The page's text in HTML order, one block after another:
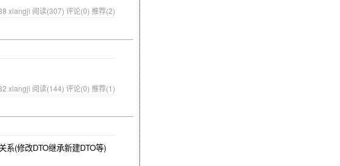
xiangji 阅读(307) 评论(0) 推荐(2)
xiangji 阅读(144) 评论(0) 推荐(1)
系(修改DTO继承新建DTO等)